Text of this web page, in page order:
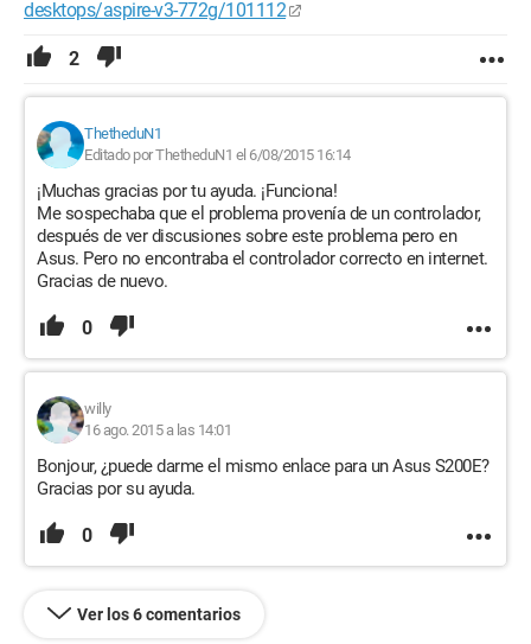
desktops/aspire-v3-772g/101112
2
ThetheduN1
Editado por ThetheduN1 el 6/08/2015 16:14
¡Muchas gracias por tu ayuda. ¡Funciona!
Me sospechaba que el problema provenía de un controlador,
después de ver discusiones sobre este problema pero en
Asus. Pero no encontraba el controlador correcto en internet.
Gracias de nuevo.
0
willy
16 ago. 2015 a las 14:01
Bonjour, ¿puede darme el mismo enlace para un Asus S200E?
Gracias por su ayuda.
0
Ver los 6 comentarios